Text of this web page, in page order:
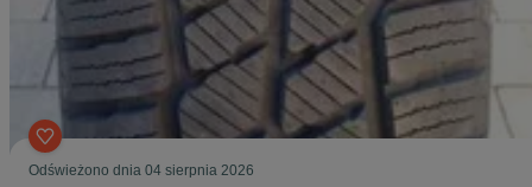
Odświeżono dnia 04 sierpnia 2026